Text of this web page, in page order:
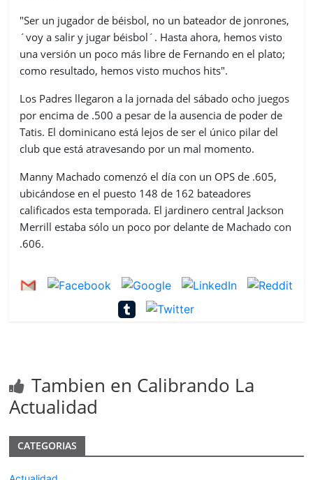
"Ser un jugador de béisbol, no un bateador de jonrones,
´voy a salir y jugar béisbol´. Hasta ahora, hemos visto
una versión un poco más libre de Fernando en el plato;
como resultado, hemos visto muchos hits".
Los Padres llegaron a la jornada del sábado ocho juegos
por encima de .500 a pesar de la ausencia de poder de
Tatis. El dominicano está lejos de ser el único pilar del
club que está atravesando por un mal momento.
Manny Machado comenzó el día con un OPS de .605,
ubicándose en el puesto 148 de 162 bateadores
calificados esta temporada. El jardinero central Jackson
Merrill estaba sólo un poco por delante de Machado con
.606.
Tambien en Calibrando La
Actualidad
CATEGORIAS